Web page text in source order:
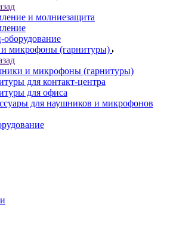
и молниезащита
микрофоны (гарнитуры)
и микрофоны (гарнитуры)
для контакт-центра
для офиса
для наушников и микрофонов